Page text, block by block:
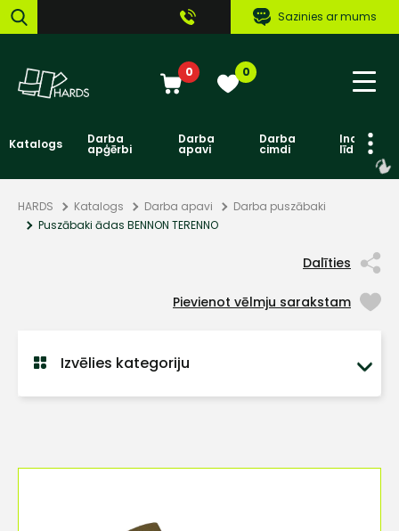
Sazinies ar mums
0 0
Katalogs Darba
apģērbi
Darba
apavi
Darba
cimdi līdzekļi
HARDS Katalogs Darba apavi
Darba puszābaki
Puszābaki ādas BENNON TERENNO
Dalīties
Pievienot vēlmju sarakstam
Izvēlies kategoriju